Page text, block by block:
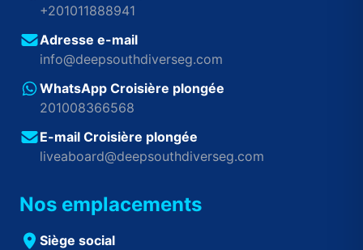
+201011888941
Adresse e-mail
info@deepsouthdiverseg.com
WhatsApp Croisière plongée
201008366568
E-mail Croisière plongée
liveaboard@deepsouthdiverseg.com
Nos emplacements
Siège social